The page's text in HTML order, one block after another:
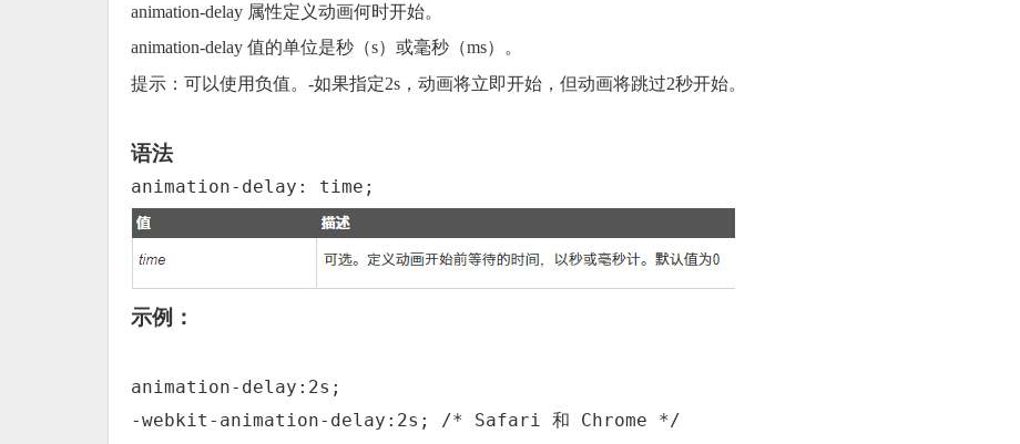
animation-delay 属性定义动画何时开始。
animation-delay 值的单位是秒（s）或毫秒（ms）。
提示：可以使用负值。-如果指定2s，动画将立即开始，但动画将跳过2秒开始。
语法
animation-delay: time;
示例：
animation-delay:2s;
-webkit-animation-delay:2s; /* Safari 和 Chrome */